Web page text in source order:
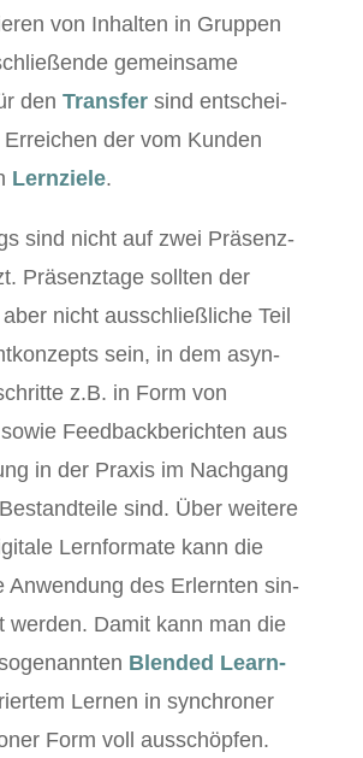
von Inhal­ten in Grup­pen
gemein­same
den Trans­fersind entschei­
der vom Kun­den
Lernziele.
sind nicht auf zwei Präsen­z­
Präsen­z­tage soll­ten der
nicht auss­chließliche Teil
sein, in dem asyn­
z.B. in Form von
Feed­back­bericht­en aus
in der Prax­is im Nach­gang
sind. Über weit­ere
Lern­for­mate kann die
Anwen­dung des Erlern­ten sin­
wer­den. Damit kann man die
Blend­ed Learn­
Ler­nen in syn­chroner
Form voll ausschöpfen.